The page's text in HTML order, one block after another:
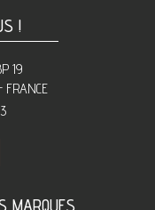
!
19
FRANCE